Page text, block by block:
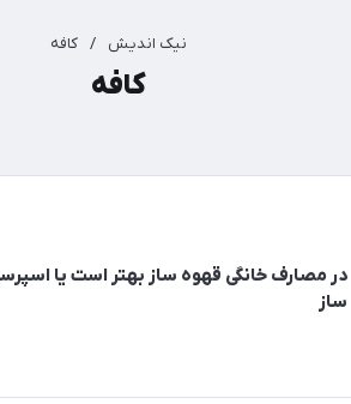
نیک اندیش / کافه
کافه
در مصارف خانگی قهوه ساز بهتر است یا
ساز